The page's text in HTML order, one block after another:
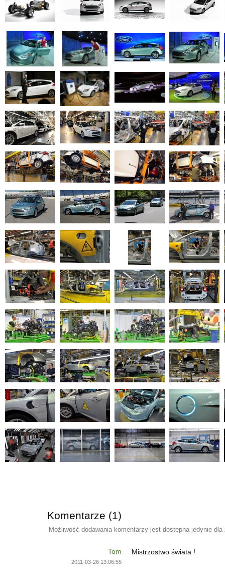
Komentarze (1)
Możliwość dodawania komentarzy jest dostępna jedynie
Tom
2011-03-26 13:06:55
Mistrzostwo świata !